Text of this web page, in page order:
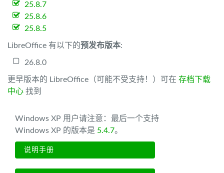
25.8.7
25.8.6
25.8.5
LibreOffice 有以下的预发布版本:
26.8.0
更早版本的 LibreOffice（可能不受支持！）可在 存档下载
中心 找到
Windows XP 用户请注意：最后一个支持
Windows XP 的版本是 5.4.7。
说明手册